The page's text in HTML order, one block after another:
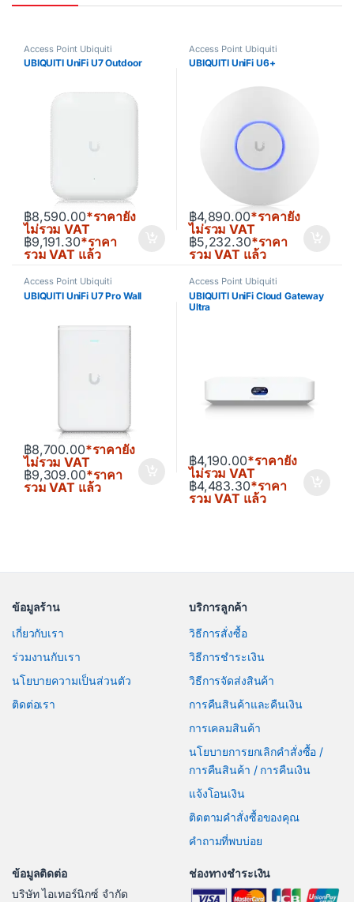
Access Point Ubiquiti
UBIQUITI UniFi U7 Outdoor
฿8,590.00*ราคายัง
ไม่รวม VAT
฿9,191.30*ราคา
รวม VAT แล้ว
Access Point Ubiquiti
UBIQUITI UniFi U6+
฿4,890.00*ราคายัง
ไม่รวม VAT
฿5,232.30*ราคา
รวม VAT แล้ว
Access Point Ubiquiti
UBIQUITI UniFi U7 Pro Wall
฿8,700.00*ราคายัง
ไม่รวม VAT
฿9,309.00*ราคา
รวม VAT แล้ว
Access Point Ubiquiti
UBIQUITI UniFi Cloud Gateway
Ultra
฿4,190.00*ราคายัง
ไม่รวม VAT
฿4,483.30*ราคา
รวม VAT แล้ว
ข้อมูลร้าน
เกี่ยวกับเรา
ร่วมงานกับเรา
นโยบายความเป็นส่วนตัว
ติดต่อเรา
บริการลูกค้า
วิธีการสั่งซื้อ
วิธีการชำระเงิน
วิธีการจัดส่งสินค้า
การคืนสินค้าและคืนเงิน
การเคลมสินค้า
นโยบายการยกเลิกคำสั่งซื้อ /
การคืนสินค้า / การคืนเงิน
แจ้งโอนเงิน
ติดตามคำสั่งซื้อของคุณ
คำถามที่พบบ่อย
ข้อมูลติดต่อ
บริษัท ไอเทอร์นิกซ์ จำกัด
ช่องทางชำระเงิน